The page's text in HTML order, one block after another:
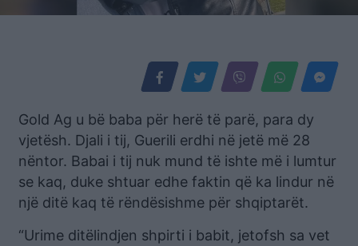
Gold Ag u bë baba për herë të parë, para dy
vjetësh. Djali i tij, Guerili erdhi në jetë më 28
nëntor. Babai i tij nuk mund të ishte më i lumtur
se kaq, duke shtuar edhe faktin që ka lindur në
një ditë kaq të rëndësishme për shqiptarët.
“Urime ditëlindjen shpirti i babit, jetofsh sa vet